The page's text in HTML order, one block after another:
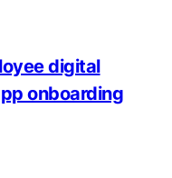
digital
onboarding